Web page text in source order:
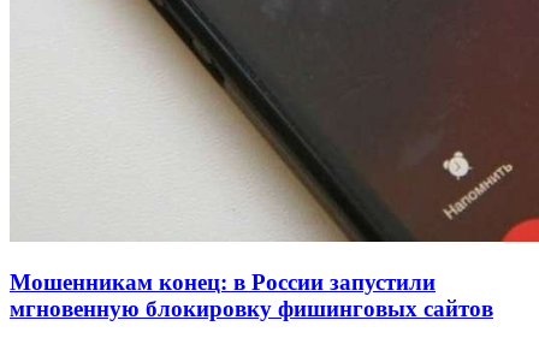
Волгоградские компании нарастили экспорт:
заключены контракты на 3,6 млн долларов
Мошенникам конец: в России запустили
мгновенную блокировку фишинговых сайтов